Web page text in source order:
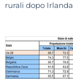
rurali dopo